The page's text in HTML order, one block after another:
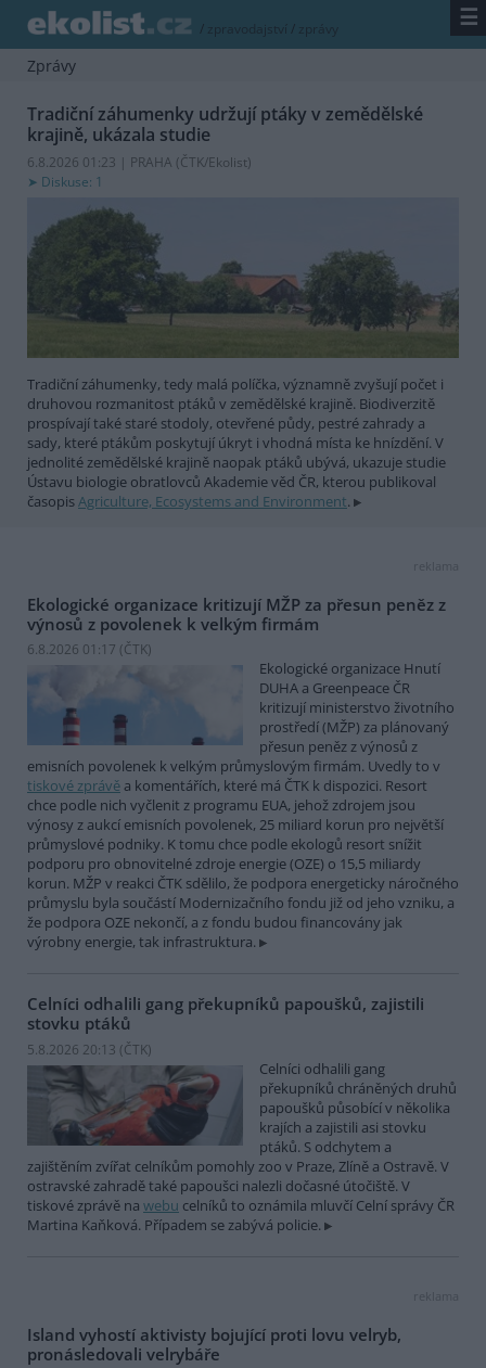
/ zpravodajství / zprávy ☰
Zprávy
Tradiční záhumenky udržují ptáky v zemědělské
krajině, ukázala studie
6.8.2026 01:23 | PRAHA (ČTK/Ekolist)
Diskuse: 1
Tradiční záhumenky, tedy malá políčka, významně zvyšují počet i
druhovou rozmanitost ptáků v zemědělské krajině. Biodiverzitě
prospívají také staré stodoly, otevřené půdy, pestré zahrady a
sady, které ptákům poskytují úkryt i vhodná místa ke hnízdění. V
jednolité zemědělské krajině naopak ptáků ubývá, ukazuje studie
Ústavu biologie obratlovců Akademie věd ČR, kterou publikoval
časopisAgriculture, Ecosystems and Environment.
reklama
Ekologické organizace kritizují MŽP za přesun peněz z
výnosů z povolenek k velkým firmám
6.8.2026 01:17 (ČTK)
Ekologické organizace Hnutí
DUHA a Greenpeace ČR
kritizují ministerstvo životního
prostředí (MŽP) za plánovaný
přesun peněz z výnosů z
emisních povolenek k velkým průmyslovým firmám. Uvedly to v
tiskové zprávě a komentářích, které má ČTK k dispozici. Resort
chce podle nich vyčlenit z programu EUA, jehož zdrojem jsou
výnosy z aukcí emisních povolenek, 25 miliard korun pro největší
průmyslové podniky. K tomu chce podle ekologů resort snížit
podporu pro obnovitelné zdroje energie (OZE) o 15,5 miliardy
korun. MŽP v reakci ČTK sdělilo, že podpora energeticky náročného
průmyslu byla součástí Modernizačního fondu již od jeho vzniku, a
že podpora OZE nekončí, a z fondu budou financovány jak
výrobny energie, tak infrastruktura.
Celníci odhalili gang překupníků papoušků, zajistili
stovku ptáků
5.8.2026 20:13 (ČTK)
Celníci odhalili gang
překupníků chráněných druhů
papoušků působící v několika
krajích a zajistili asi stovku
ptáků. S odchytem a
zajištěním zvířat celníkům pomohly zoo v Praze, Zlíně a Ostravě. V
ostravské zahradě také papoušci nalezli dočasné útočiště. V
tiskové zprávě na webu celníků to oznámila mluvčí Celní správy ČR
Martina Kaňková. Případem se zabývá policie.
reklama
Island vyhostí aktivisty bojující proti lovu velryb,
pronásledovali velrybáře